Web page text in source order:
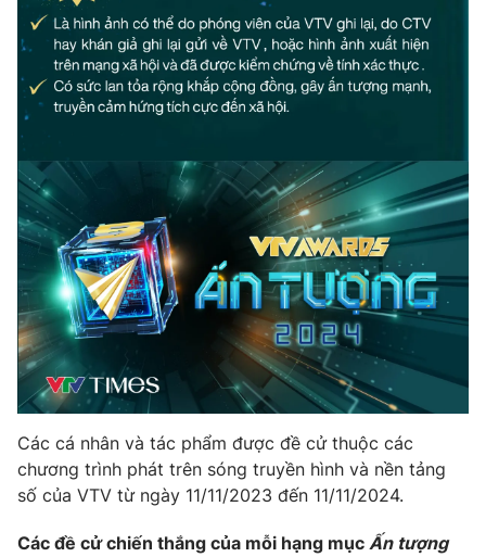
Các cá nhân và tác phẩm được đề cử thuộc các
chương trình phát trên sóng truyền hình và nền tảng
số của VTV từ ngày 11/11/2023 đến 11/11/2024.
Các đề cử chiến thắng của mỗi hạng mục Ấn tượng